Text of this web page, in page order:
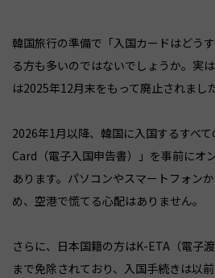
韓国旅行の準備で「入国カードはどう
る方も多いのではないでしょうか。実
は2025年12月末をもって廃止されました
2026年1月以降、韓国に入国するすべ
Card（電子入国申告書）」を事前にオ
あります。パソコンやスマートフォン
め、空港で慌てる心配はありません。
さらに、日本国籍の方はK-ETA（電子
まで免除されており、入国手続きは以